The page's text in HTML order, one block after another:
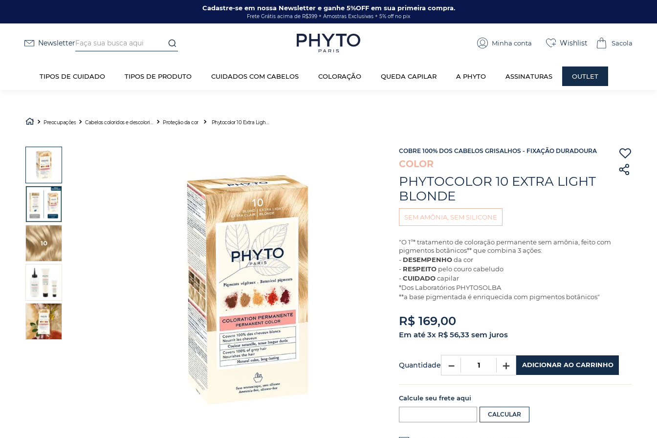
Cadastre-se em nossa Newsletter e ganhe 5%OFF em sua primeira compra.
Frete Grátis acima de R$399 + Amostras Exclusivas + 5% off no pix
NewsletterFaça sua busca aqui Minha conta Wishlist
TIPOS DE CUIDADO TIPOS DE PRODUTO CUIDADOS COM CABELOS COLORAÇÃO QUEDA CAPILAR A PHYTO ASSINATURAS OUTLET
Preocupações Proteção da cor
COBRE 100% DOS CABELOS GRISALHOS - FIXAÇÃO DURADOURA
COLOR
PHYTOCOLOR 10 EXTRA LIGHT
BLONDE
SEM AMÔNIA, SEM SILICONE
"O 1º* tratamento de coloração permanente sem amônia, feito com
pigmentos botânicos** que combina 3 ações:
- DESEMPENHOda cor
- RESPEITO pelo couro cabeludo
-CUIDADOcapilar
*Dos Laboratórios PHYTOSOLBA
**a base pigmentada é enriquecida com pigmentos botânicos"
R$ 169,00
Em até 3x R$ 56,33 sem juros
Quantidade ＋
－ ADICIONAR AO CARRINHO
Calcule seu frete aqui